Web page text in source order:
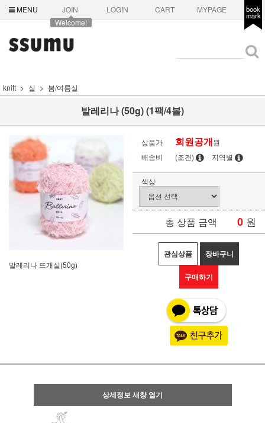
MENU
JOIN
Welcome!
LOGIN CART MYPAGE book
mark
knitt 실 봄/여름실
발레리나 (50g) (1팩/4볼)
발레리나 뜨개실(50g)
상품가 회원공개원
배송비
(조건) 지역별
색상
총 상품 금액 0 원
관심상품 장바구니
구매하기
상세정보 새창 열기